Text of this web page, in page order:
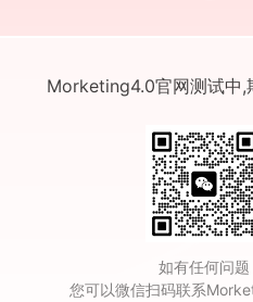
”成立“自研游戏发行部 ”，由
部、北京分部，将整合进自研
度收入3061亿元，同比增长
收入同比增速在四季度继续
，全年服务收入2134亿元
数量同比增长4.3倍。
Morketing4.0官网测试中,
如有任何问题
您可以微信扫码联系